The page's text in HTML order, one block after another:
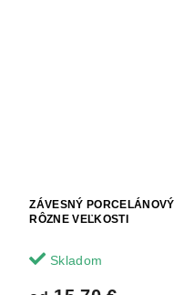
ZÁVESNÝ
RÔZNE VEĽKOSTI
Skladom